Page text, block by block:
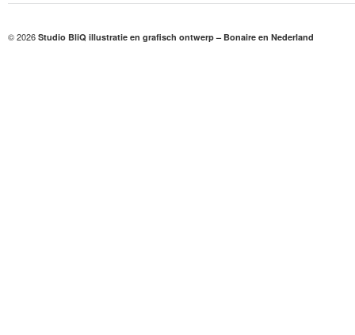
© 2026 Studio BliQ illustratie en grafisch ontwerp – Bonaire en Nederland